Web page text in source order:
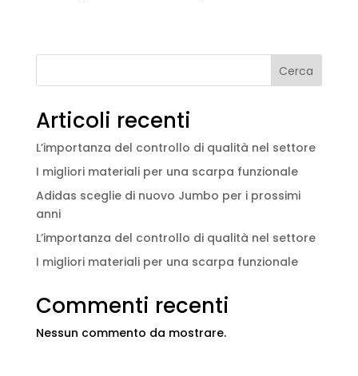
Cerca
Articoli recenti
L’importanza del controllo di qualità nel settore
I migliori materiali per una scarpa funzionale
Adidas sceglie di nuovo Jumbo per i prossimi
anni
L’importanza del controllo di qualità nel settore
I migliori materiali per una scarpa funzionale
Commenti recenti
Nessun commento da mostrare.